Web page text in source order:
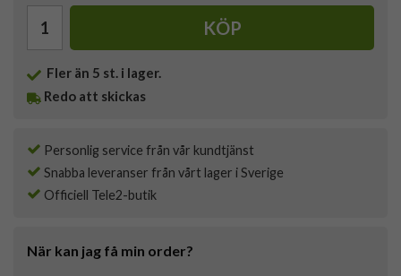
KÖP
Fler än 5 st. i lager.
Redo att skickas
Personlig service från vår kundtjänst
Snabba leveranser från vårt lager i Sverige
Officiell Tele2-butik
När kan jag få min order?